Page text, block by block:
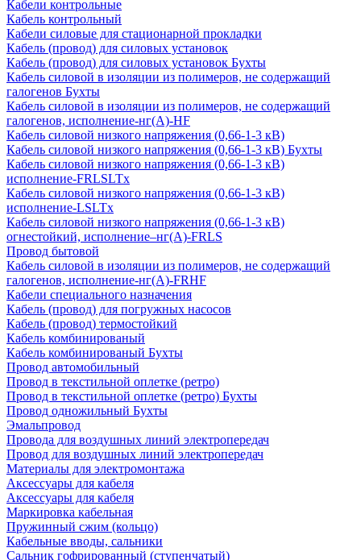
Кабели контрольные
Кабель контрольный
Кабели силовые для стационарной прокладки
Кабель (провод) для силовых установок
Кабель (провод) для силовых установок Бухты
Кабель силовой в изоляции из полимеров, не содержащий
галогенов Бухты
Кабель силовой в изоляции из полимеров, не содержащий
галогенов, исполнение-нг(А)-HF
Кабель силовой низкого напряжения (0,66-1-3 кВ)
Кабель силовой низкого напряжения (0,66-1-3 кВ) Бухты
Кабель силовой низкого напряжения (0,66-1-3 кВ)
исполнение-FRLSLTx
Кабель силовой низкого напряжения (0,66-1-3 кВ)
исполнение-LSLTx
Кабель силовой низкого напряжения (0,66-1-3 кВ)
огнестойкий, исполнение–нг(А)-FRLS
Провод бытовой
Кабель силовой в изоляции из полимеров, не содержащий
галогенов, исполнение-нг(А)-FRHF
Кабели специального назначения
Кабель (провод) для погружных насосов
Кабель (провод) термостойкий
Кабель комбинированый
Кабель комбинированый Бухты
Провод автомобильный
Провод в текстильной оплетке (ретро)
Провод в текстильной оплетке (ретро) Бухты
Провод одножильный Бухты
Эмальпровод
Провода для воздушных линий электропередач
Провод для воздушных линий электропередач
Материалы для электромонтажа
Аксессуары для кабеля
Аксессуары для кабеля
Маркировка кабельная
Пружинный сжим (кольцо)
Кабельные вводы, сальники
Сальник гофрированный (ступенчатый)